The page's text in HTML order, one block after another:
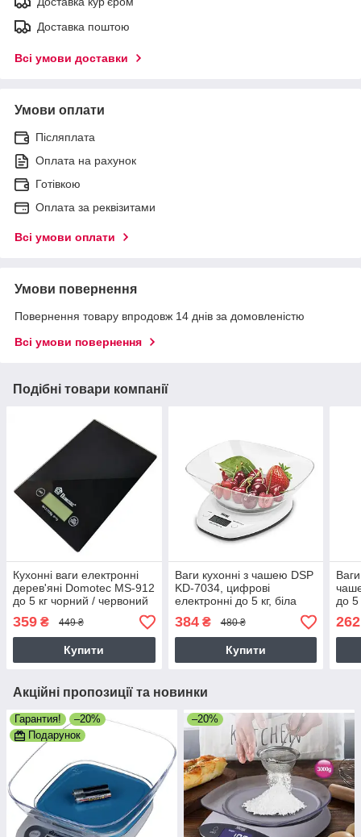
Доставка поштою
Всі умови доставки
Умови оплати
Післяплата
Оплата на рахунок
Готівкою
Оплата за реквізитами
Всі умови оплати
Умови повернення
Повернення товару впродовж 14 днів за домовленістю
Всі умови повернення
Подібні товари компанії
Кухонні ваги електронні
дерев'яні Domotec MS-912
до 5 кг чорний / червоний
359 ₴ 449 ₴
Купити
Ваги кухонні з чашею DSP
KD-7034, цифрові
електронні до 5 кг, біла
(KD 7034)
384₴ 480 ₴
Купити
до 5
262
Акційні пропозиції та новинки
Гарантия!
–20%
Подарунок
–20%